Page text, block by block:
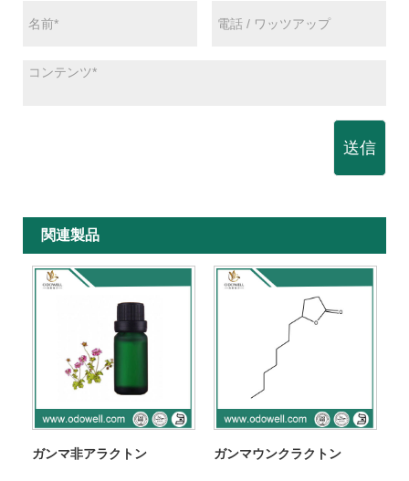
送信
関連製品
ガンマ非アラクトン ガンマウンクラクトン